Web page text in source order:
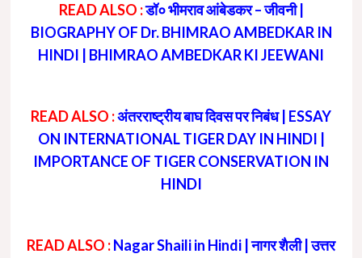
READ ALSO :डॉ० भीमराव आंबेडकर – जीवनी |
BIOGRAPHY OF Dr. BHIMRAO AMBEDKAR IN
HINDI | BHIMRAO AMBEDKAR KI JEEWANI
READ ALSO :अंतरराष्ट्रीय बाघ दिवस पर निबंध | ESSAY
ON INTERNATIONAL TIGER DAY IN HINDI |
IMPORTANCE OF TIGER CONSERVATION IN
HINDI
READ ALSO :Nagar Shaili in Hindi | नागर शैली | उत्तर